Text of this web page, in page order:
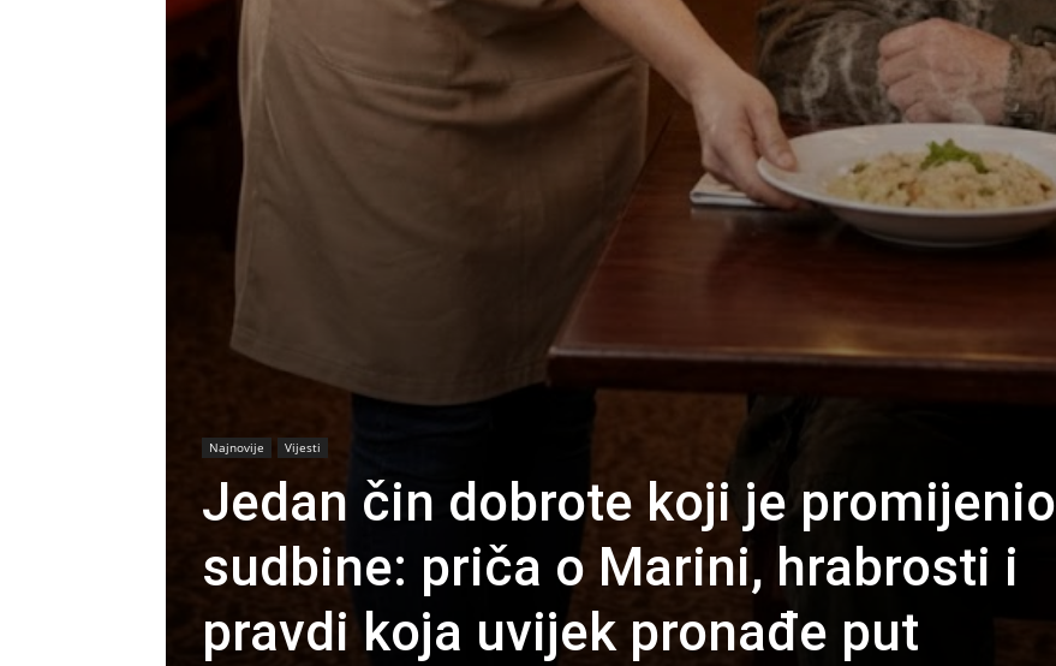
Najnovije Vijesti
Jedan čin dobrote koji je promijenio
sudbine: priča o Marini, hrabrosti i
pravdi koja uvijek pronađe put